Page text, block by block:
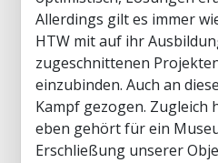
Allerdings gilt es immer
HTW mit auf ihr
zugeschnittenen
einzubinden. Auch an
Kampf gezogen. Zugleich
eben gehört für ein
Erschließung unserer